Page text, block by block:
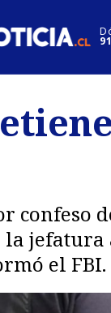
confeso
jefatura
el FBI.